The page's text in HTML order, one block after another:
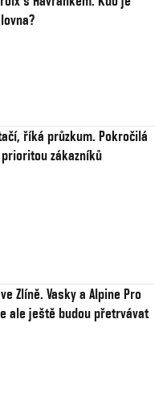
říká průzkum. Pokročilá
zákazníků
Zlíně. Vasky a Alpine Pro
ale ještě budou přetrvávat